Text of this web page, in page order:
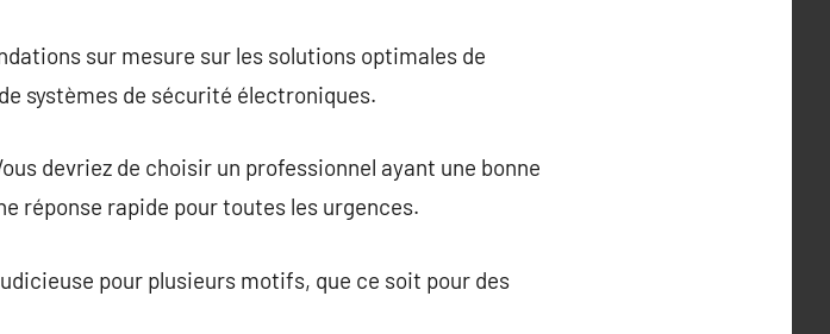
sur mesure sur les solutions optimales de
systèmes de sécurité électroniques.
devriez de choisir un professionnel ayant une bonne
réponse rapide pour toutes les urgences.
pour plusieurs motifs, que ce soit pour des